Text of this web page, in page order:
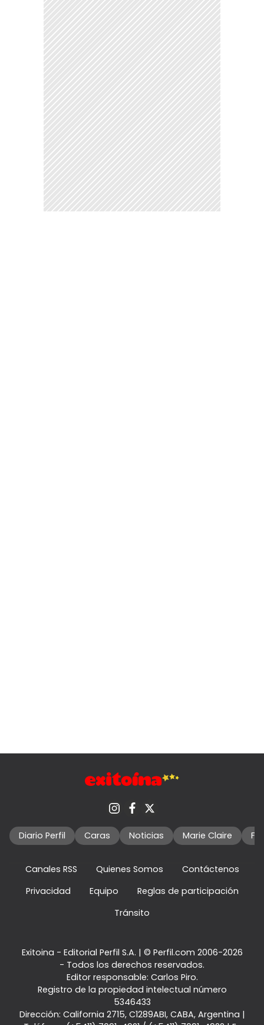
Diario Perfil Caras Noticias Marie Claire
Canales RSS Quienes Somos
Contáctenos
Privacidad
Equipo
Reglas de participación
Tránsito
Exitoina - Editorial Perfil S.A. | © Perfil.com 2006-2026
- Todos los derechos reservados.
Editor responsable: Carlos Piro.
Registro de la propiedad intelectual número
5346433
Dirección: California 2715, C1289ABI, CABA, Argentina |